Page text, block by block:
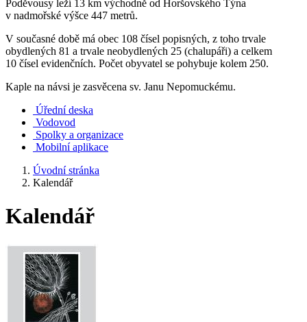
Poděvousy leží 13 km východně od Horšovského Týna
v nadmořské výšce 447 metrů.
V současné době má obec 108 čísel popisných, z toho trvale
obydlených 81 a trvale neobydlených 25 (chalupáři) a celkem
10 čísel evidenčních. Počet obyvatel se pohybuje kolem 250.
Kaple na návsi je zasvěcena sv. Janu Nepomuckému.
Úřední deska
Vodovod
Spolky a organizace
Mobilní aplikace
Úvodní stránka
Kalendář
Kalendář